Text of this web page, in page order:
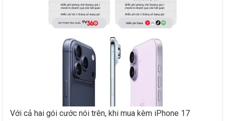
Với cả hai gói cước nói trên, khi mua kèm iPhone 17